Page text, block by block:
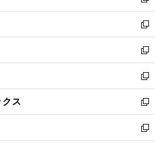
開
く
ウ
で
開
く
ン
ド
ウ
で
開
く
ウ
ィ
ン
ド
ウ
で
開
く
し
い
ウ
ィ
ン
ド
ウ
で
開
く
新
し
い
ウ
ィ
ン
ド
ウ
で
開
新
し
い
ウ
ィ
ン
ド
ウ
新
し
い
ウ
ィ
ン
ス
新
し
い
ウ
新
し